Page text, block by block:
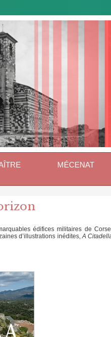
MÉCENAT
édifices militaires de
d’illustrations inédites,A